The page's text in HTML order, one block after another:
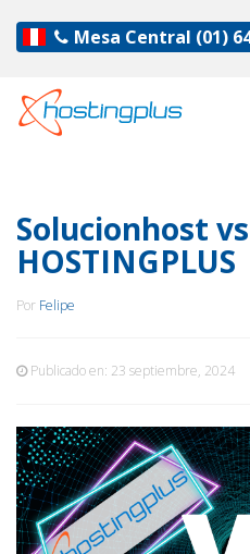
Mesa Central (01)
Solucionhost vs
HOSTINGPLUS
Por Felipe
Publicado en: 23 septiembre, 2024